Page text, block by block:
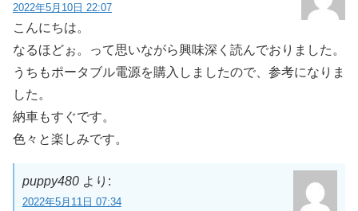
2022年5月10日 22:07
こんにちは。
なるほどぉ。って思いながら興味深く読んでおりました。
うちもポータブル電源を購入しましたので、参考になりま
した。
納車もすぐです。
色々と楽しみです。
puppy480 より:
2022年5月11日 07:34